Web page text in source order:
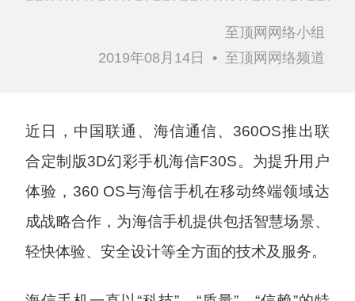
至顶网网络小组
2019年08月14日
• 至顶网网络频道
近日，中国联通、海信通信、360OS推出联
合定制版3D幻彩手机海信F30S。为提升用户
体验，360 OS与海信手机在移动终端领域达
成战略合作，为海信手机提供包括智慧场景、
轻快体验、安全设计等全方面的技术及服务。